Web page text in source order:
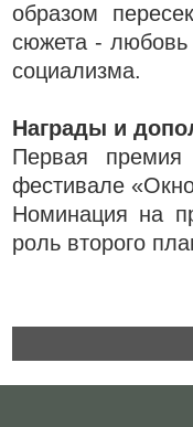
образом
сюжета - любовь
социализма.
Награды и
Первая
фестивале
Номинация на
роль второго